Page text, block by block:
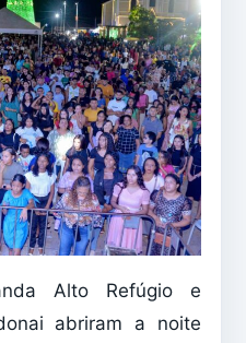
Alto Refúgio e
abriram a noite